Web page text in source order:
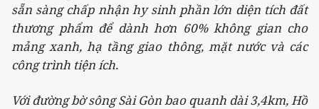
sẵn sàng chấp nhận hy sinh phần lớn diện tích đất
thương phẩm để dành hơn 60% không gian cho
mảng xanh, hạ tầng giao thông, mặt nước và các
công trình tiện ích.
Với đường bờ sông Sài Gòn bao quanh dài 3,4km, Hồ